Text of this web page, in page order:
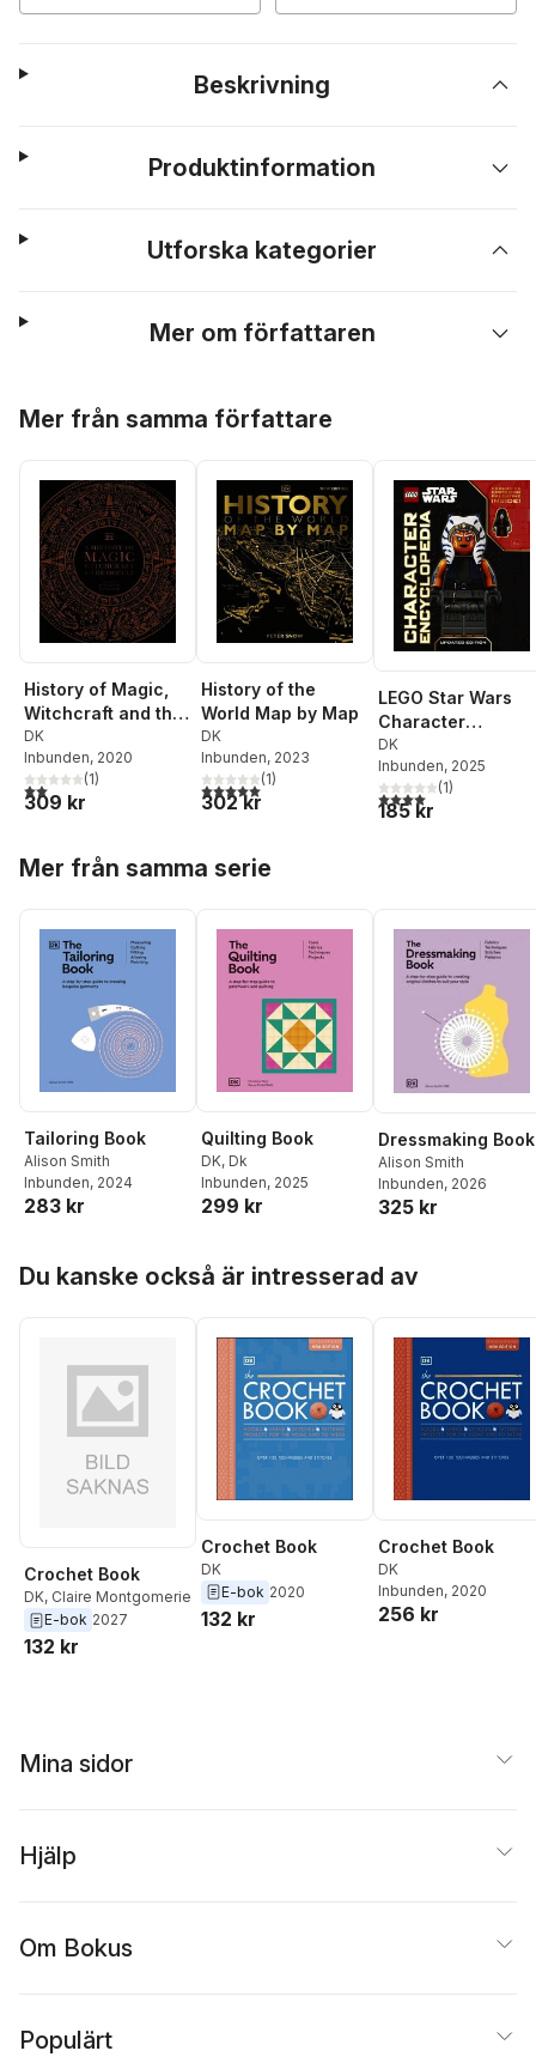
Beskrivning
Produktinformation
Utforska kategorier
Mer om författaren
Mer från samma författare
History of Magic,
Witchcraft and the
Occult
DK
Inbunden, 2020
2,0utav 5 stjärnor. Totalt antal röster:
(1)
309 kr
History of the
World Map by Map
DK
Inbunden, 2023
5,0utav 5 stjärnor. Totalt antal röster:
(1)
302 kr
LEGO Star Wars
Character
Encyclopedia
Updated Edition
DK
Inbunden, 2025
4,0utav 5 stjärnor.
(1)
185 kr
Mer från samma serie
Tailoring Book
Alison Smith
Inbunden, 2024
283 kr
Quilting Book
DK, Dk
Inbunden, 2025
299 kr
Dressmaking Book
Alison Smith
Inbunden, 2026
325 kr
Du kanske också är intresserad av
Crochet Book
DK, Claire Montgomerie
E-bok 2027
132 kr
Crochet Book
DK
E-bok 2020
132 kr
Crochet Book
DK
Inbunden, 2020
256 kr
Mina sidor
Hjälp
Om Bokus
Populärt